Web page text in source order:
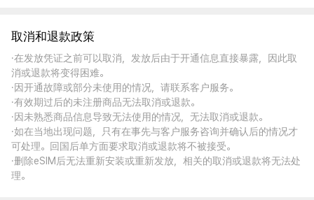
取消和退款政策
·在发放凭证之前可以取消，发放后由于开通信息直接暴露，因此取
消或退款将变得困难。
·因开通故障或部分未使用的情况，请联系客户服务。
·有效期过后的未注册商品无法取消或退款。
·因未熟悉商品信息导致无法使用的情况，无法取消或退款。
·如在当地出现问题，只有在事先与客户服务咨询并确认后的情况才
可处理。回国后单方面要求取消或退款将不被接受。
·删除eSIM后无法重新安装或重新发放，相关的取消或退款将无法处
理。